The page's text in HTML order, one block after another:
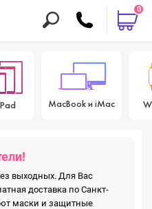
0
MacBook и iMac
выходных. Для Вас
доставка по Санкт-
маски и защитные